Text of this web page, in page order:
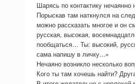
Шарясь по контактику
Порыскав там наткнулся на
можно рассказать многое и он
русская, высокая,
пообщаться… Ты: высокий,
сама напишу в личку...»
Нечаяно возникло несколько
Кого ты там хочешь найти?